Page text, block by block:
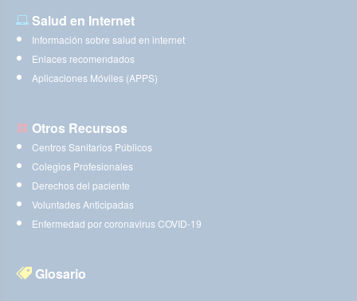
Salud en Internet
Información sobre salud en internet
Enlaces recomendados
Aplicaciones Móviles (APPS)
Otros Recursos
Centros Sanitarios Públicos
Colegios Profesionales
Derechos del paciente
Voluntades Anticipadas
Enfermedad por coronavirus COVID-19
Glosario